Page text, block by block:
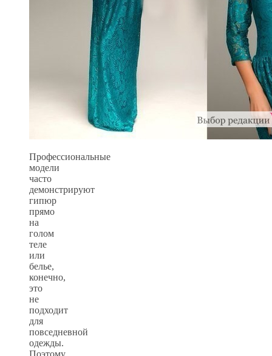
Профессиональные
модели
часто
демонстрируют
гипюр
прямо
на
голом
теле
или
белье,
конечно,
это
не
подходит
для
повседневной
одежды.
Поэтому